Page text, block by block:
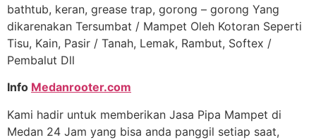
bathtub, keran, grease trap, gorong – gorong Yang
dikarenakan Tersumbat / Mampet Oleh Kotoran Seperti
Tisu, Kain, Pasir / Tanah, Lemak, Rambut, Softex /
Pembalut Dll
Info Medanrooter.com
Kami hadir untuk memberikan Jasa Pipa Mampet di
Medan 24 Jam yang bisa anda panggil setiap saat,